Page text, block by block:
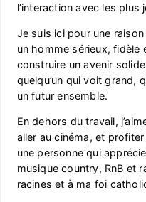
l’interaction avec les plus
Je suis ici pour une
un homme sérieux, fidèle
construire un avenir
quelqu’un qui voit grand,
un futur ensemble.
En dehors du travail,
aller au cinéma, et
une personne qui
musique country, RnB et
racines et à ma foi